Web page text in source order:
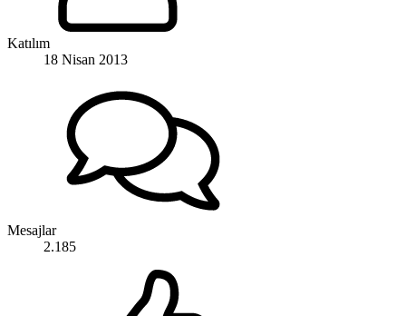
Katılım
18 Nisan 2013
Mesajlar
2.185